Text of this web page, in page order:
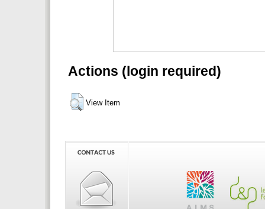
Actions (login required)
View Item